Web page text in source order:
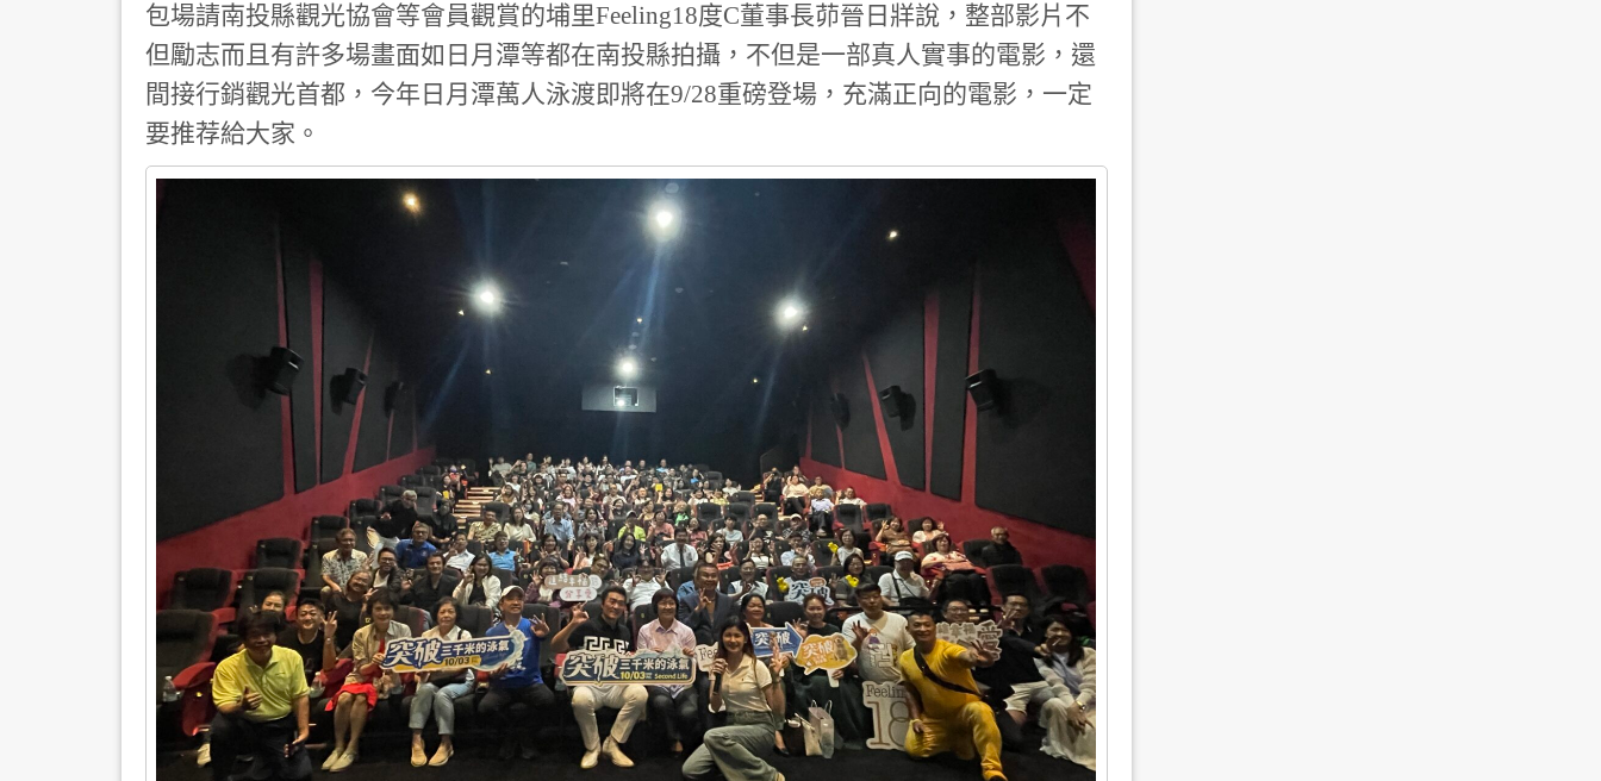
包場請南投縣觀光協會等會員觀賞的埔里Feeling18度C董事長茆晉日牂說，整部影片不
但勵志而且有許多場畫面如日月潭等都在南投縣拍攝，不但是一部真人實事的電影，還
間接行銷觀光首都，今年日月潭萬人泳渡即將在9/28重磅登場，充滿正向的電影，一定
要推荐給大家。